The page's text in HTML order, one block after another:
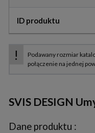
ID produktu
SVIS DESIGN
Dane produktu :